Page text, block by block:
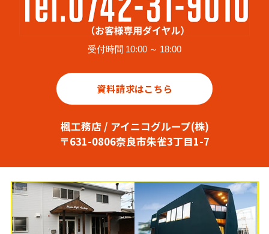
受付時間 10:00 ～ 18:00
資料請求はこちら
楓工務店 / アイニコグループ(株)
〒631-0806奈良市朱雀3丁目1-7